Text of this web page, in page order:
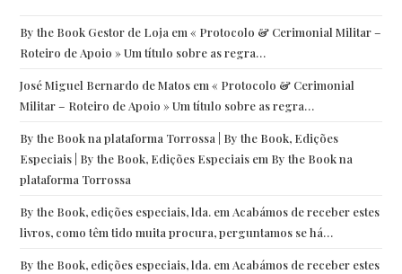
By the Book Gestor de Loja em« Protocolo & Cerimonial Militar –
Roteiro de Apoio » Um título sobre as regra…
José Miguel Bernardo de Matos em« Protocolo & Cerimonial
Militar – Roteiro de Apoio » Um título sobre as regra…
By the Book na plataforma Torrossa | By the Book, Edições
Especiais | By the Book, Edições Especiais em By the Book na
plataforma Torrossa
By the Book, edições especiais, lda. em Acabámos de receber estes
livros, como têm tido muita procura, perguntamos se há…
By the Book, edições especiais, lda. em Acabámos de receber estes